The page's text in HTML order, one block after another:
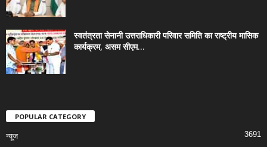
स्वतंत्रता सेनानी उत्तराधिकारी परिवार समिति का राष्ट्रीय मासिक
कार्यक्रम, असम सीएम...
POPULAR CATEGORY
न्यूज 3691